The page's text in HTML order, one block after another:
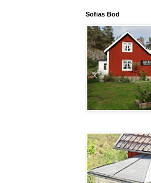
Sofias Bod